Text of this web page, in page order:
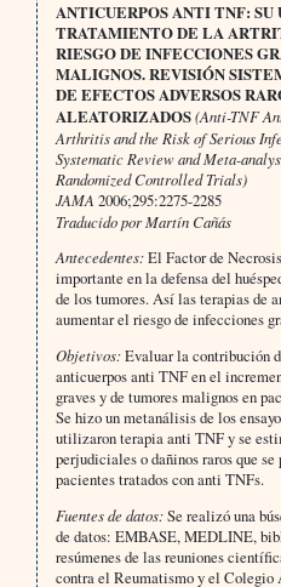
ANTICUERPOS ANTI TNF:
TRATAMIENTO DE LA
RIESGO DE INFECCIONES
MALIGNOS. REVISIÓN
DE EFECTOS ADVERSOS
ALEATORIZADOS(Anti-TNF
Arthritis and the Risk of Serious
Systematic Review and Meta-
Randomized Controlled Trials)
JAMA 2006;295:2275-2285
Traducido por Martín Cañás
Antecedentes:El Factor de
importante en la defensa del
de los tumores. Así las terapias de
aumentar el riesgo de infecciones
Objetivos:Evaluar la contribución
anticuerpos anti TNF en el
graves y de tumores malignos en
Se hizo un metanálisis de los
utilizaron terapia anti TNF y se
perjudiciales o dañinos raros que
pacientes tratados con anti TNFs.
Fuentes de datos:Se realizó una
de datos: EMBASE, MEDLINE,
resúmenes de las reuniones
contra el Reumatismo y el Colegio